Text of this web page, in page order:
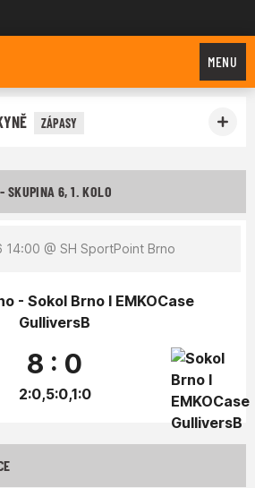
MENU
ZÁPASY
SKUPINA 6, 1. KOLO
14:00 @ SH SportPoint Brno
- Sokol Brno I EMKOCase
GulliversB
8 : 0
2:0,5:0,1:0